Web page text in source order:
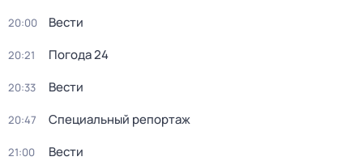
20:00 Вести
20:21 Погода 24
20:33 Вести
20:47 Специальный репортаж
21:00 Вести